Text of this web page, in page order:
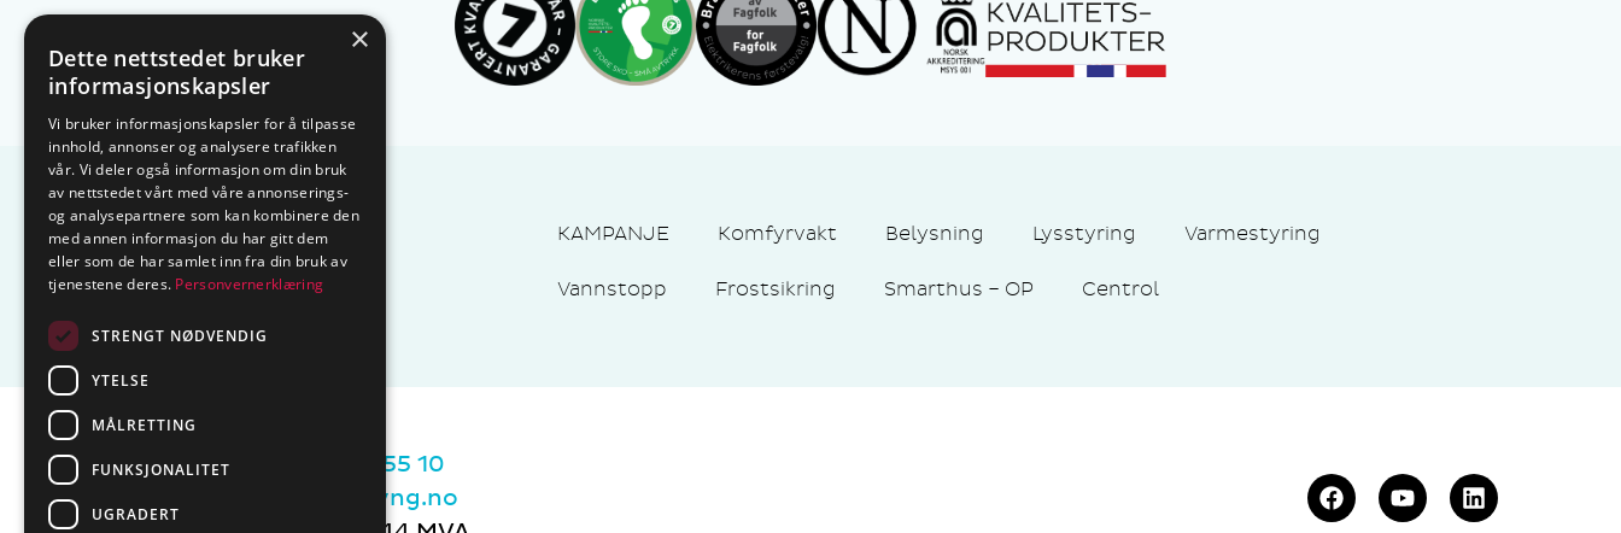
KAMPANJE Komfyrvakt Belysning Lysstyring Varmestyring
Vannstopp Frostsikring Smarthus – OP Centrol
Sentralbord tlf.
74 85 55 10
marked@ctmlyng.no
×
Dette nettstedet bruker
informasjonskapsler
Vi bruker informasjonskapsler for å tilpasse
innhold, annonser og analysere trafikken
vår. Vi deler også informasjon om din bruk
av nettstedet vårt med våre annonserings-
og analysepartnere som kan kombinere den
med annen informasjon du har gitt dem
eller som de har samlet inn fra din bruk av
tjenestene deres. Personvernerklæring
STRENGT NØDVENDIG
YTELSE
MÅLRETTING
FUNKSJONALITET
UGRADERT